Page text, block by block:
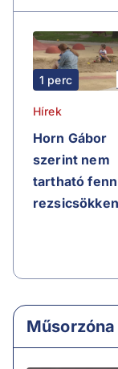
1 perc
Hírek
Horn Gábor
szerint nem
tartható
Műsorzóna